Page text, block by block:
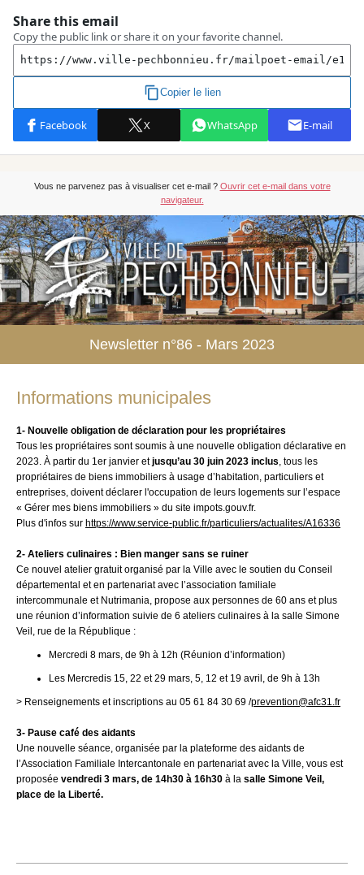
Vous ne parvenez pas à visualiser cet e-mail ? Ouvrir cet e-mail dans votre
navigateur.
Newsletter n°86 - Mars 2023
Informations municipales
1- Nouvelle obligation de déclaration pour les propriétaires
Tous les propriétaires sont soumis à une nouvelle obligation déclarative en
2023. À partir du 1er janvier etjusqu’au 30 juin 2023 inclus, tous les
propriétaires de biens immobiliers à usage d’habitation, particuliers et
entreprises, doivent déclarer l'occupation de leurs logements sur l’espace
« Gérer mes biens immobiliers » du site impots.gouv.fr.
Plus d'infos sur https://www.service-public.fr/particuliers/actualites/A16336
2- Ateliers culinaires : Bien manger sans se ruiner
Ce nouvel atelier gratuit organisé par la Ville avec le soutien du Conseil
départemental et en partenariat avec l’association familiale
intercommunale et Nutrimania, propose aux personnes de 60 ans et plus
une réunion d’information suivie de 6 ateliers culinaires à la salle Simone
Veil, rue de la République :
Mercredi 8 mars, de 9h à 12h (Réunion d’information)
Les Mercredis 15, 22 et 29 mars, 5, 12 et 19 avril, de 9h à 13h
> Renseignements et inscriptions au 05 61 84 30 69 /prevention@afc31.fr
3- Pause café des aidants
Une nouvelle séance, organisée par la plateforme des aidants de
l’Association Familiale Intercantonale en partenariat avec la Ville, vous est
proposée vendredi 3 mars, de 14h30 à 16h30 à la salle Simone Veil,
place de la Liberté.